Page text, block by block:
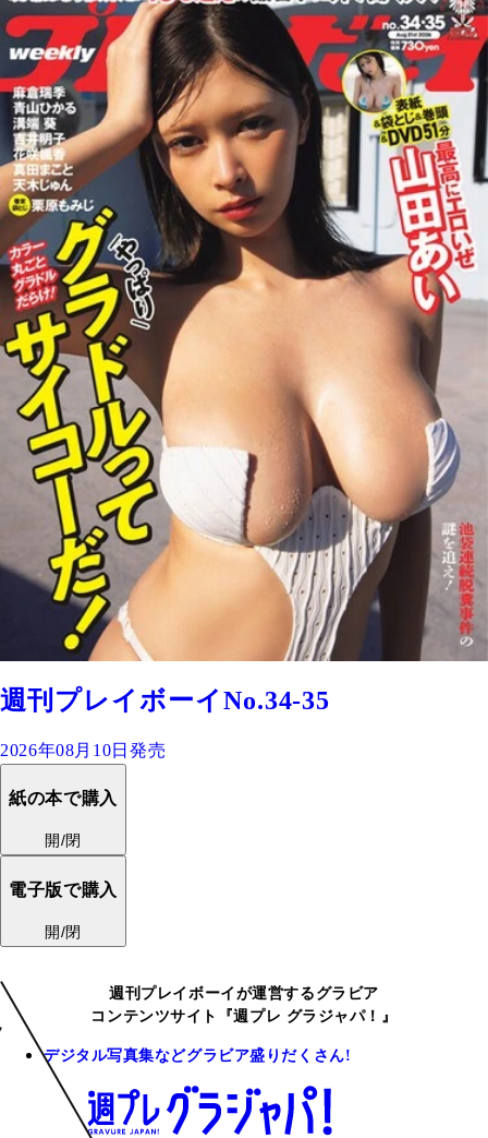
週刊プレイボーイNo.34-35
2026年08月10日発売
紙の本で購入
開/閉
電子版で購入
開/閉
週刊プレイボーイが運営するグラビア
コンテンツサイト『週プレ グラジャパ！』
デジタル写真集などグラビア盛りだくさん!